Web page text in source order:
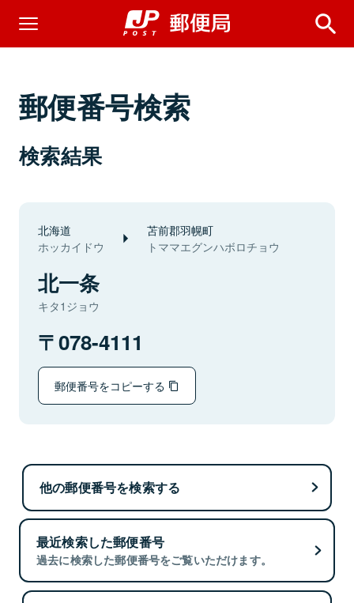
郵便番号検索
検索結果
北海道
ホッカイドウ
苫前郡羽幌町
トママエグンハボロチョウ
北一条
キタ1ジョウ
078-4111
郵便番号をコピーする
他の郵便番号を検索する
最近検索した郵便番号
過去に検索した郵便番号をご覧いただけます。